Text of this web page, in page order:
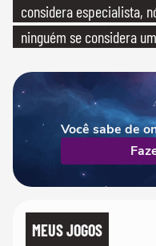
considera especialista,
ninguém se considera
Você sabe de
MEUS JOGOS